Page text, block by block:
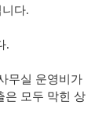
다.
.
무실 운영비가
은 모두 막힌 상